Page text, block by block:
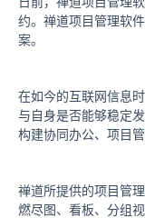
约。禅道项目管理软
案。
在如今的互联网信息
与自身是否能够稳定
构建协同办公、项目
禅道所提供的项目管
燃尽图、看板、分组